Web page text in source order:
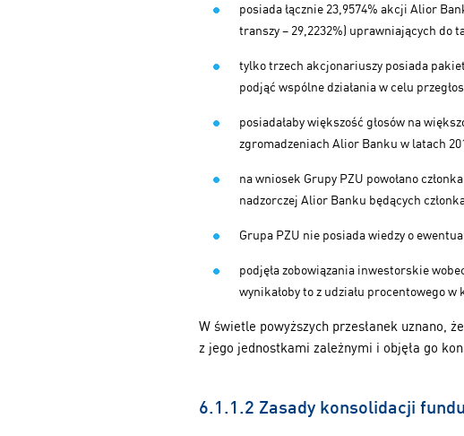
posiada łącznie 23,9574% akcji Alior
transzy – 29,2232%) uprawniających do
tylko trzech akcjonariuszy posiada
podjąć wspólne działania w celu
posiadałaby większość głosów na
zgromadzeniach Alior Banku w latach
na wniosek Grupy PZU powołano
nadzorczej Alior Banku będących
Grupa PZU nie posiada wiedzy o
podjęła zobowiązania inwestorskie
wynikałoby to z udziału procentowego
W świetle powyższych przesłanek uznano,
z jego jednostkami zależnymi i objęła go
6.1.1.2 Zasady konsolidacji